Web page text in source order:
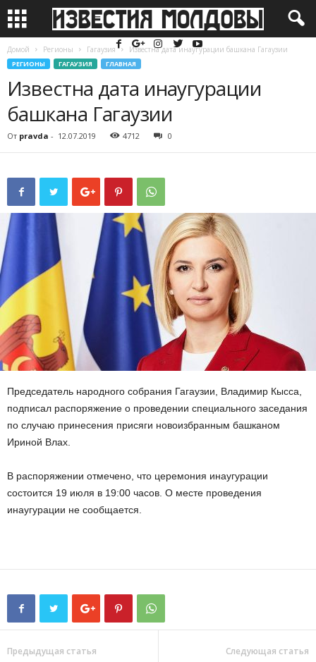
Домой Регионы Гагаузия Известна дата инаугурации башкана Гагаузии
РЕГИОНЫ ГАГАУЗИЯ ГЛАВНАЯ
Известна дата инаугурации
башкана Гагаузии
От pravda - 12.07.2019 4712 0
Председатель народного собрания Гагаузии, Владимир Кысса,
подписал распоряжение о проведении специального заседания
по случаю принесения присяги новоизбранным башканом
Ириной Влах.
В распоряжении отмечено, что церемония инаугурации
состоится 19 июля в 19:00 часов. О месте проведения
инаугурации не сообщается.
Предыдущая статья Следующая статья